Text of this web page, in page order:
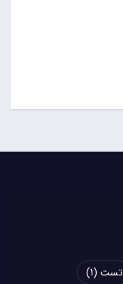
تست (1)